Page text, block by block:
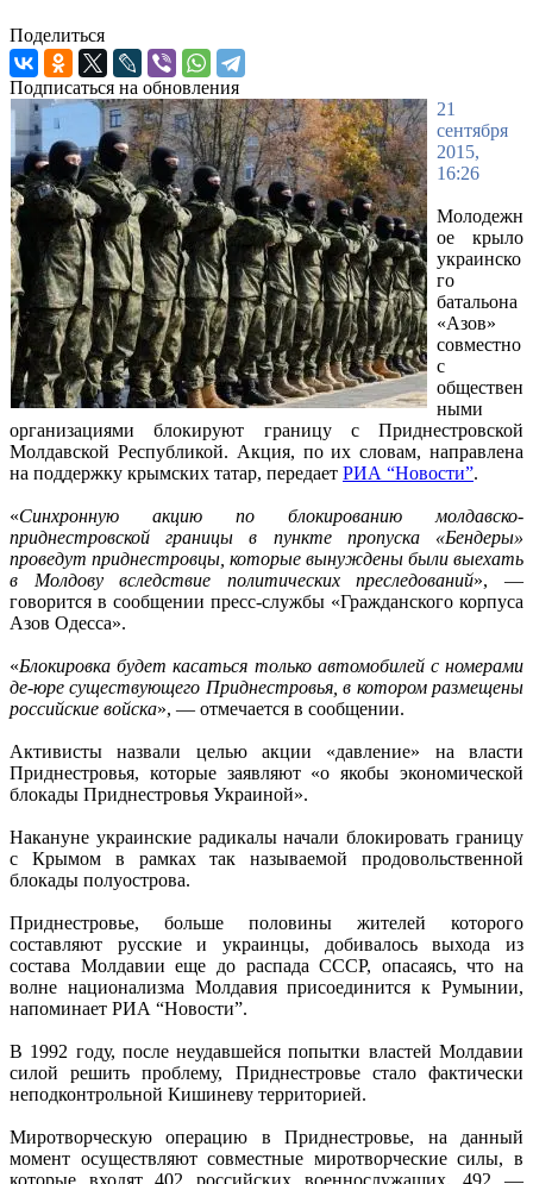
Поделиться
Подписаться на обновления
21
сентября
2015,
16:26
Молодежн
ое крыло
украинско
го
батальона
«Азов»
совместно
с
обществен
ными
организациями блокируют границу с Приднестровской
Молдавской Республикой. Акция, по их словам, направлена
на поддержку крымских татар, передает РИА “Новости”.
«Синхронную акцию по блокированию молдавско-
приднестровской границы в пункте пропуска «Бендеры»
проведут приднестровцы, которые вынуждены были выехать
в Молдову вследствие политических преследований», —
говорится в сообщении пресс-службы «Гражданского корпуса
Азов Одесса».
«Блокировка будет касаться только автомобилей с номерами
де-юре существующего Приднестровья, в котором размещены
российские войска», — отмечается в сообщении.
Активисты назвали целью акции «давление» на власти
Приднестровья, которые заявляют «о якобы экономической
блокады Приднестровья Украиной».
Накануне украинские радикалы начали блокировать границу
с Крымом в рамках так называемой продовольственной
блокады полуострова.
Приднестровье, больше половины жителей которого
составляют русские и украинцы, добивалось выхода из
состава Молдавии еще до распада СССР, опасаясь, что на
волне национализма Молдавия присоединится к Румынии,
напоминает РИА “Новости”.
В 1992 году, после неудавшейся попытки властей Молдавии
силой решить проблему, Приднестровье стало фактически
неподконтрольной Кишиневу территорией.
Миротворческую операцию в Приднестровье, на данный
момент осуществляют совместные миротворческие силы, в
которые входят 402 российских военнослужащих, 492 —